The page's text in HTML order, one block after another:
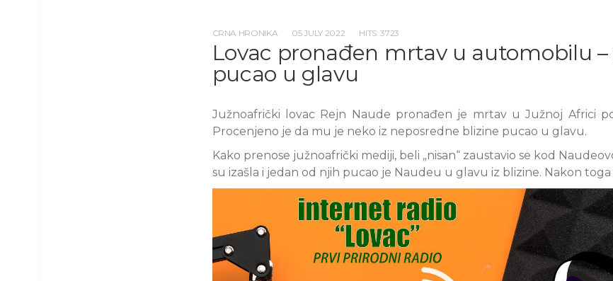
CRNA HRONIKA 05 JULY 2022 HITS: 3723
Lovac pronađen mrtav u automobilu
pucao u glavu
Južnoafrički lovac Rejn Naude pronađen je mrtav u Južnoj Africi
Procenjeno je da mu je neko iz neposredne blizine pucao u glavu.
Kako prenose južnoafrički mediji, beli „nisan“ zaustavio se kod
su izašla i jedan od njih pucao je Naudeu u glavu iz blizine. Nakon